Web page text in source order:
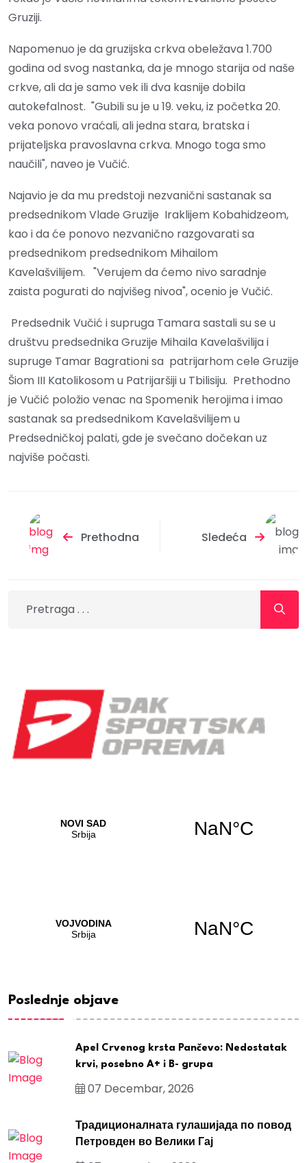
Gruziji.
Napomenuo je da gruzijska crkva obeležava 1.700
godina od svog nastanka, da je mnogo starija od naše
crkve, ali da je samo vek ili dva kasnije dobila
autokefalnost. "Gubili su je u 19. veku, iz početka 20.
veka ponovo vraćali, ali jedna stara, bratska i
prijateljska pravoslavna crkva. Mnogo toga smo
naučili", naveo je Vučić.
Najavio je da mu predstoji nezvanični sastanak sa
predsednikom Vlade Gruzije Iraklijem Kobahidzeom,
kao i da će ponovo nezvanično razgovarati sa
predsednikom predsednikom Mihailom
Kavelašvilijem. "Verujem da ćemo nivo saradnje
zaista pogurati do najvišeg nivoa", ocenio je Vučić.
Predsednik Vučić i supruga Tamara sastali su se u
društvu predsednika Gruzije Mihaila Kavelašvilija i
supruge Tamar Bagrationi sa patrijarhom cele Gruzije
Šiom III Katolikosom u Patrijaršiji u Tbilisiju. Prethodno
je Vučić položio venac na Spomenik herojima i imao
sastanak sa predsednikom Kavelašvilijem u
Predsedničkoj palati, gde je svečano dočekan uz
najviše počasti.
Prethodna Sledeća
Poslednje objave
Apel Crvenog krsta Pančevo: Nedostatak
krvi, posebno A+ i B- grupa
07 Decembar, 2026
Традиционалната гулашијада по повод
Петровден во Велики Гај